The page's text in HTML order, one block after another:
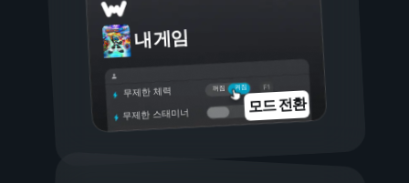
내 게임
켜짐
꺼짐
무제한 체력
무제한 스태미너 모드 전환